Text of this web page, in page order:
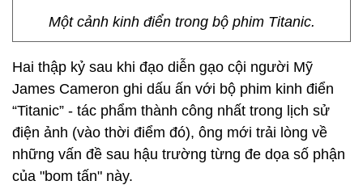
Một cảnh kinh điển trong bộ phim Titanic.
Hai thập kỷ sau khi đạo diễn gạo cội người Mỹ
James Cameron ghi dấu ấn với bộ phim kinh điển
“Titanic” - tác phẩm thành công nhất trong lịch sử
điện ảnh (vào thời điểm đó), ông mới trải lòng về
những vấn đề sau hậu trường từng đe dọa số phận
của "bom tấn" này.